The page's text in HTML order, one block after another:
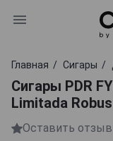
Главная Сигары
Сигары PDR
Limitada
Оставить отзыв